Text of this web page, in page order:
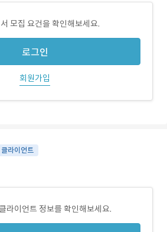
모집 요건을 확인해보세요.
로그인
회원가입
클라이언트
라이언트 정보를 확인해보세요.